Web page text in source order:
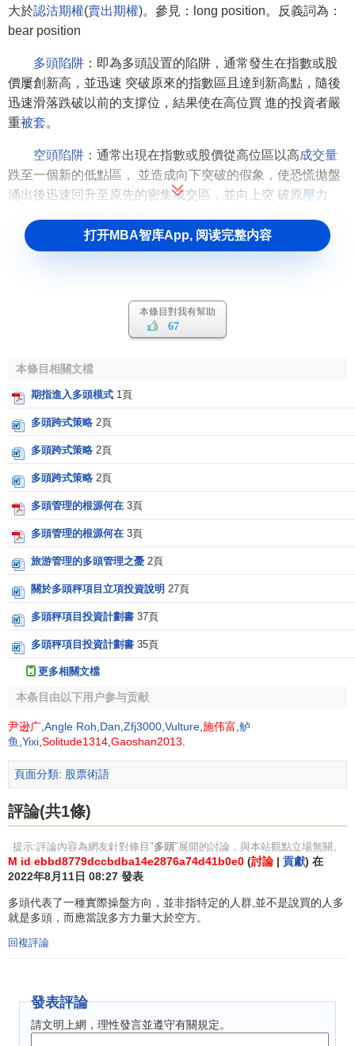
大於認沽期權(賣出期權)。參見：long position。反義詞為：
bear position
多頭陷阱 ：即為多頭設置的陷阱，通常發生在指數或股
價屢創新高，並迅速 突破原來的指數區且達到新高點，隨後
迅速滑落跌破以前的支撐位，結果使在高位買 進的投資者嚴
重被套。
空頭陷阱 ：通常出現在指數或股價從高位區以高成交量
跌至一個新的低點區， 並造成向下突破的假象，使恐慌拋盤
涌出後迅速回升至原先的密集成交區，並向上突 破原壓力
關於多頭的不同釋義
資本主義社會和舊中國的交易所中投機方式之一。
出，以獲取差額利益。這種投機方式以先買進為基礎，投機
以此種方式進行投機活動的人。與“空頭”相對。 茅盾《子
夜》十一：“傻孩子！‘多頭’就是買進
茅盾 《子夜》二：“聽說是各項公債庫券一齊猛跌，各人的心
事便各人不同：‘空頭’們高興得張大了嘴巴笑，‘多頭’們眼淚
往肚子里吞！”參見“ 空頭 ”、“ 買空
2. 管理術語
集中統一，目前領導多頭、管理分散的狀況必須改變。
多頭的特征
1.小型股先發動漲勢，不斷出現新的高價。
2.不利股市的消息頻傳，但是股價卻跌不下去時，為多
頭買進時機。
3.利多消息在報章雜誌上宣佈時，股價即上漲。
4.股價不斷地以大幅上揚，小幅回擋再大幅上揚的方式
波段推高。
5.個股不斷以板塊輪漲的方式將指數節節推高。
6.人氣不斷地彙集，投資人追高的意願強烈。
7.新開戶的人數不斷增加，新資金源源不斷涌入。
8.法人機構、大戶買進。
9.除息
向上排列。
11.6日RSI介入50-90之間。
打开MBA智库App, 阅读完整内容
本條目對我有幫助
67
本條目相關文檔
期指進入多頭模式 1頁
多頭跨式策略 2頁
多頭跨式策略 2頁
多頭跨式策略 2頁
多頭管理的根源何在 3頁
多頭管理的根源何在 3頁
旅游管理的多頭管理之憂 2頁
關於多頭秤項目立項投資說明 27頁
多頭秤項目投資計劃書 37頁
多頭秤項目投資計劃書 35頁
更多相關文檔
本条目由以下用户参与贡献
尹逊广 Angle Roh Dan Zfj3000 Vulture 施伟富 鲈
鱼 Yixi Solitude1314 Gaoshan2013
頁面分類: 股票術語
評論(共1條)
提示:評論內容為網友針對條目"多頭"展開的討論，與本站觀點立場無關。
M id ebbd8779dccbdba14e2876a74d41b0e0 (討論 | 貢獻) 在
2022年8月11日 08:27 發表
多頭代表了一種實際操盤方向，並非指特定的人群,並不是說買的人多
就是多頭，而應當說多方力量大於空方。
回複評論
發表評論
請文明上網，理性發言並遵守有關規定。